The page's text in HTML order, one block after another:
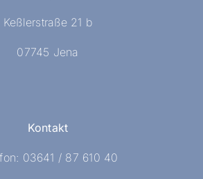
Keßlerstraße 21 b
07745 Jena
Kontakt
03641 / 87 610 40